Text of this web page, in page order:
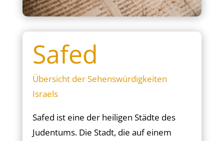
Safed
Übersicht der Sehenswürdigkeiten
Israels
Safed ist eine der heiligen Städte des
Judentums. Die Stadt, die auf einem